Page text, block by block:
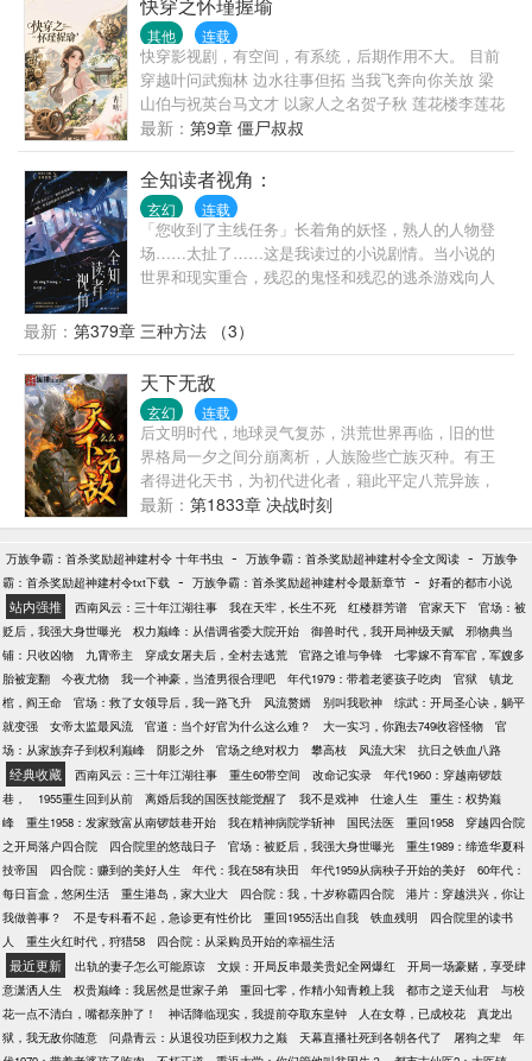
其他 连载
快穿影视剧，有空间，有系统，后期作用不大。 目前
穿越叶问武痴林 边水往事但拓 当我飞奔向你关放 梁
山伯与祝英台马文才 以家人之名贺子秋 莲花楼李莲花
南来北往汪新 一念关山元禄 欢乐颂谭宗明 精绝古城
胡八一 云之羽宫子羽 小欢喜林磊儿 如懿传进忠 很想
很想你周政 hp詹姆斯波特 梦中的那片海肖春生 后续
还有小世界会在简介更新 欢迎读者留言感兴趣的影视
最新： 第9章 僵尸叔叔
全知读者视角：
玄幻 连载
「您收到了主线任务」长着角的妖怪，熟人的人物登
场……太扯了……这是我读过的小说剧情。当小说的
世界和现实重合，残忍的鬼怪和残忍的逃杀游戏向人
是知晓新世界结局的唯一读者。如果我的人生和现在
不同 那会是什么样的呢？
最新： 第379章 三种方法 （3）
天下无敌
玄幻 连载
后文明时代，地球灵气复苏，洪荒世界再临，旧的世
界格局一夕之间分崩离析，人族险些亡族灭种。有王
者得进化天书，为初代进化者，籍此平定八荒异族，
令得人族在这地球上占据了一寸之地，一个全新的纪
元揭开神秘的一角。“同阶无敌算个球啊？老子天下无
敌。”叶昊死命忽悠。
最新： 第1833章 决战时刻
万族争霸：首杀奖励超神建村令 十年书虫 - 万族争霸：首杀奖励超神建村令全文阅读 - 万族争
霸：首杀奖励超神建村令txt下载 - 万族争霸：首杀奖励超神建村令最新章节 - 好看的都市小说
站内强推 西南风云：三十年江湖往事 我在天牢，长生不死 红楼群芳谱 官家天下
官场：被
贬后，我强大身世曝光
权力巅峰：从借调省委大院开始 御兽时代，我开局神级天赋
邪物典当
铺：只收凶物
九霄帝主 穿成女屠夫后，全村去逃荒 官路之谁与争锋
七零嫁不育军官，军嫂多
胎被宠翻
今夜尤物 我一个神豪，当渣男很合理吧 年代1979：带着老婆孩子吃肉 官狱
镇龙
棺，阎王命
官场：救了女领导后，我一路飞升 风流赘婿 别叫我歌神
综武：开局圣心诀，躺平
就变强
女帝太监最风流 官道：当个好官为什么这么难？ 大一实习，你跑去749收容怪物
官
场：从家族弃子到权利巅峰
阴影之外 官场之绝对权力 攀高枝 风流大宋 抗日之铁血八路
经典收藏 西南风云：三十年江湖往事 重生60带空间 改命记实录
年代1960：穿越南锣鼓
巷，
1955重生回到从前 离婚后我的国医技能觉醒了 我不是戏神 仕途人生
重生：权势巅
峰
重生1958：发家致富从南锣鼓巷开始 我在精神病院学斩神 国民法医 重回1958
穿越四合院
之开局落户四合院
四合院里的悠哉日子 官场：被贬后，我强大身世曝光
重生1989：缔造华夏科
技帝国
四合院：赚到的美好人生 年代：我在58有块田 年代1959从病秧子开始的美好
60年代：
每日盲盒，悠闲生活
重生港岛，家大业大 四合院：我，十岁称霸四合院
港片：穿越洪兴，你让
我做善事？
不是专科看不起，急诊更有性价比 重回1955活出自我 铁血残明
四合院里的读书
人
重生火红时代，狩猎58 四合院：从采购员开始的幸福生活
最近更新 出轨的妻子怎么可能原谅 文娱：开局反串最美贵妃全网爆红
开局一场豪赌，享受肆
意潇洒人生
权贵巅峰：我居然是世家子弟 重回七零，作精小知青赖上我 都市之逆天仙君
与校
花一点不清白，嘴都亲肿了！
神话降临现实，我提前夺取东皇钟 人在女尊，已成校花
真龙出
狱，我无敌你随意
问鼎青云：从退役功臣到权力之巅 天幕直播社死到各朝各代了 屠狗之辈
年